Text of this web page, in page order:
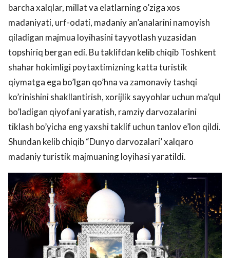
barcha xalqlar, millat va elatlarning o’ziga xos
madaniyati, urf-odati, madaniy an’analarini namoyish
qiladigan majmua loyihasini tayyotlash yuzasidan
topshiriq bergan edi. Bu taklifdan kelib chiqib Toshkent
shahar hokimligi poytaxtimizning katta turistik
qiymatga ega bo’lgan qo’hna va zamonaviy tashqi
ko’rinishini shakllantirish, xorijlik sayyohlar uchun ma’qul
bo’ladigan qiyofani yaratish, ramziy darvozalarini
tiklash bo’yicha eng yaxshi taklif uchun tanlov e’lon qildi.
Shundan kelib chiqib “Dunyo darvozalari’ xalqaro
madaniy turistik majmuaning loyihasi yaratildi.